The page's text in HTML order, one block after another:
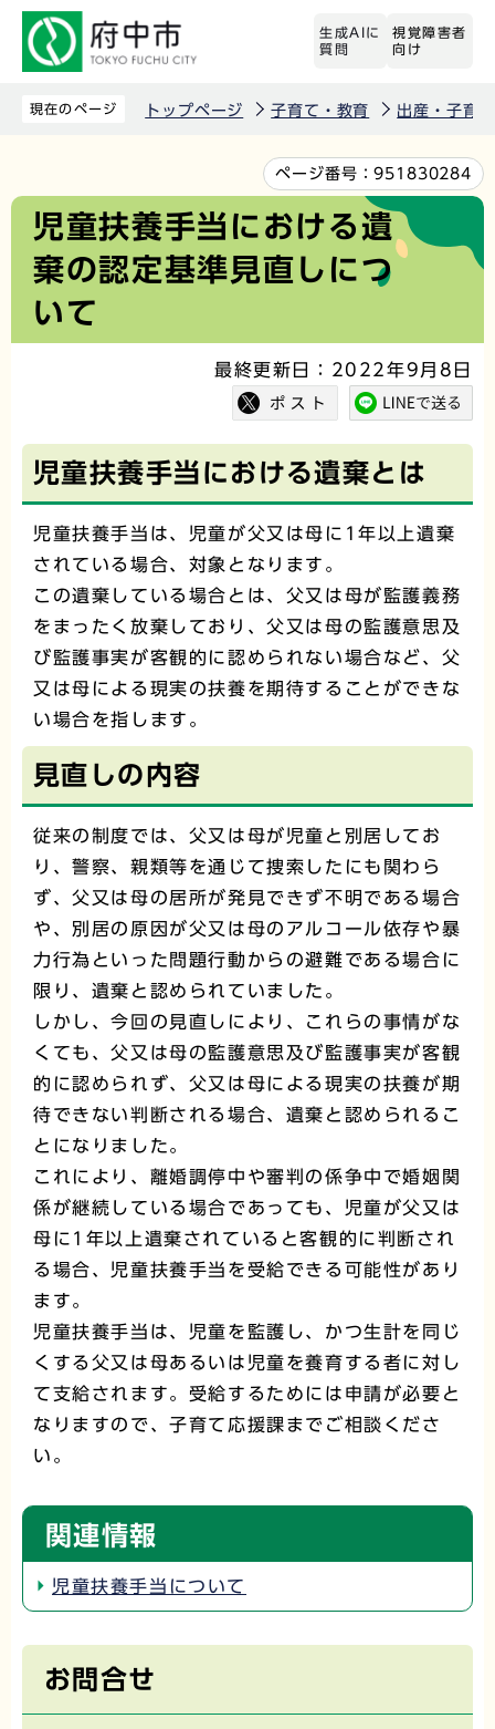
先
生成AIに
質問
視覚障害者
向け
現在のページ トップページ 子育て・教育 出産・子育て
文
ページ番号：951830284
児童扶養手当における遺
棄の認定基準見直しにつ
いて
最終更新日：2022年9月8日
児童扶養手当における遺棄とは
児童扶養手当は、児童が父又は母に1年以上遺棄
されている場合、対象となります。
この遺棄している場合とは、父又は母が監護義務
をまったく放棄しており、父又は母の監護意思及
び監護事実が客観的に認められない場合など、父
又は母による現実の扶養を期待することができな
い場合を指します。
見直しの内容
従来の制度では、父又は母が児童と別居してお
り、警察、親類等を通じて捜索したにも関わら
ず、父又は母の居所が発見できず不明である場合
や、別居の原因が父又は母のアルコール依存や暴
力行為といった問題行動からの避難である場合に
限り、遺棄と認められていました。
しかし、今回の見直しにより、これらの事情がな
くても、父又は母の監護意思及び監護事実が客観
的に認められず、父又は母による現実の扶養が期
待できない判断される場合、遺棄と認められるこ
とになりました。
これにより、離婚調停中や審判の係争中で婚姻関
係が継続している場合であっても、児童が父又は
母に1年以上遺棄されていると客観的に判断され
る場合、児童扶養手当を受給できる可能性があり
ます。
児童扶養手当は、児童を監護し、かつ生計を同じ
くする父又は母あるいは児童を養育する者に対し
て支給されます。受給するためには申請が必要と
なりますので、子育て応援課までご相談くださ
い。
関連情報
児童扶養手当について
お問合せ